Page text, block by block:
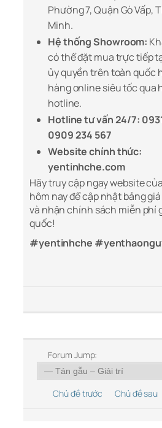
Phường 7, Quận Gò Vấp,
Minh.
Hệ thống Showroom:
có thể đặt mua trực tiếp
ủy quyền trên toàn quốc
hàng online siêu tốc qua
hotline.
Hotline tư vấn 24/7:
0909 234 567
Website chính thức:
yentinhche.com
Hãy truy cập ngay website
hôm nay để cập nhật bảng
và nhận chính sách miễn phí
quốc!
#yentinhche
Forum Jump:
Chủ đề trước Chủ đề sau